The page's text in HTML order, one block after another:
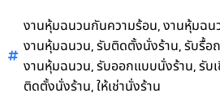
งานหุ้มฉนวนกันความร้อน,งานหุ้มฉน
งานหุ้มฉนวน,รับติดตั้งนั่งร้าน,รับรื้อ
งานหุ้มฉนวน,รับออกแบบนั่งร้าน,รับ
ติดตั้งนั่งร้าน,ให้เช่านั่งร้าน